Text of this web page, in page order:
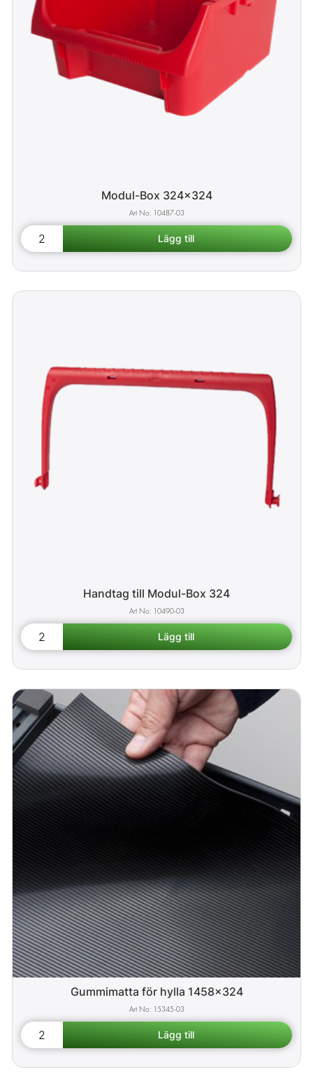
Modul-Box 324x324
10487-03
Handtag till Modul-Box 324
10490-03
Gummimatta för hylla 1458x324
15345-03